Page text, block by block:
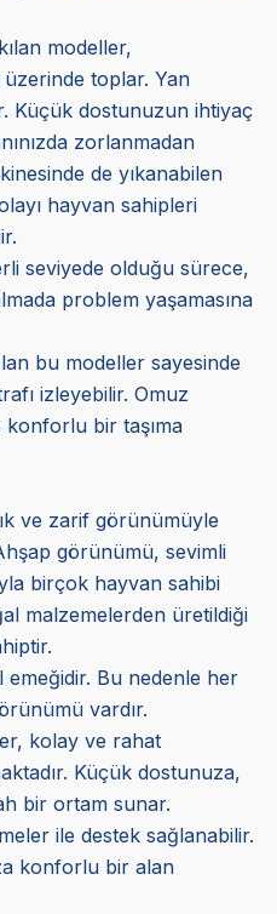
modeller,
toplar. Yan
Küçük dostunuzun ihtiyaç
zorlanmadan
de yıkanabilen
hayvan sahipleri
seviyede olduğu sürece,
problem yaşamasına
bu modeller sayesinde
izleyebilir. Omuz
konforlu bir taşıma
ve zarif görünümüyle
görünümü, sevimli
birçok hayvan sahibi
malzemelerden üretildiği
Bu nedenle her
vardır.
kolay ve rahat
Küçük dostunuza,
bir ortam sunar.
ile destek sağlanabilir.
konforlu bir alan